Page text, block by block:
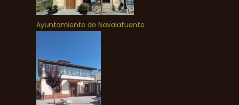
Ayuntamiento de Navalafuente